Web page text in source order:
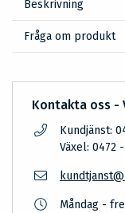
Beskrivning
Fråga om produkt
Kontakta oss -
Kundjänst:
Växel: 0472
Måndag -